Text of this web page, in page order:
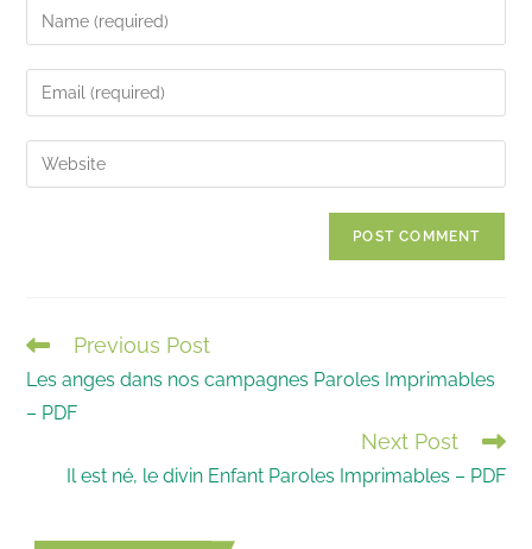
Enter
your
name
comment
Enter
your
email
address
Enter
your
READ
MORE
ARTICLES
Previous Post
Les anges dans nos campagnes Paroles Imprimables
– PDF
Next Post
Il est né, le divin Enfant Paroles Imprimables – PDF